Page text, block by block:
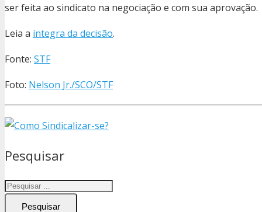
ser feita ao sindicato na negociação e com sua aprovação.
Leia a íntegra da decisão.
Fonte: STF
Foto: Nelson Jr./SCO/STF
Pesquisar
Pesquisar